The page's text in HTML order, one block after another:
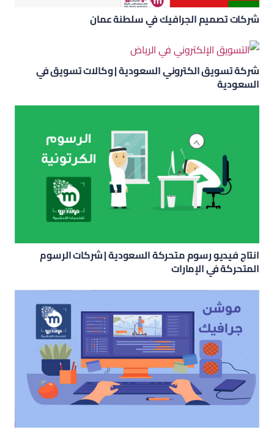
شركات تصميم الجرافيك في سلطنة عمان
شركة تسويق الكتروني السعودية | وكالات تسويق في
السعودية
انتاج فيديو رسوم متحركة السعودية | شركات الرسوم
المتحركة في الإمارات